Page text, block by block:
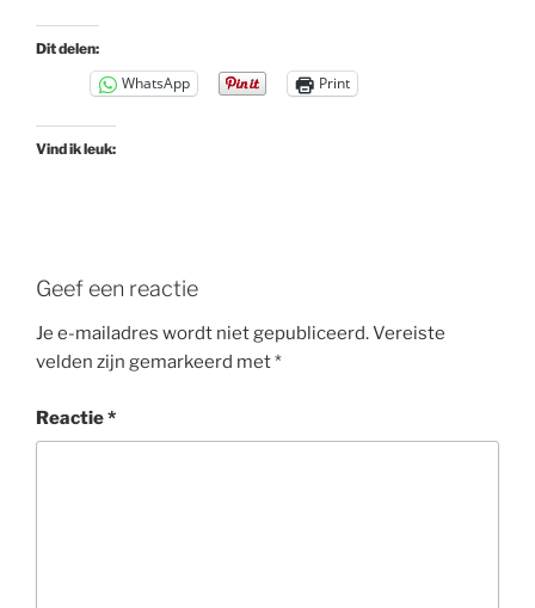
Dit delen:
WhatsApp Print
Vind ik leuk:
Geef een reactie
Je e-mailadres wordt niet gepubliceerd.Vereiste
velden zijn gemarkeerd met*
Reactie*